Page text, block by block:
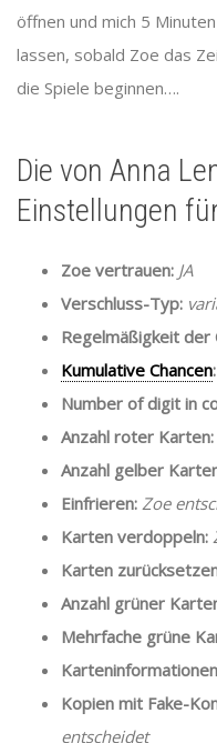
öffnen und mich 5
lassen, sobald Zoe das
die Spiele beginnen….
Die von Anna
Einstellungen
Zoe vertrauen: JA
Verschluss-Typ:
Regelmäßigkeit der
Kumulative Chancen:
Number of digit in
Anzahl roter Karten:
Anzahl gelber
Einfrieren: Zoe
Karten verdoppeln:
Karten
Anzahl grüner
Mehrfache grüne
Kopien mit Fake-
entscheidet